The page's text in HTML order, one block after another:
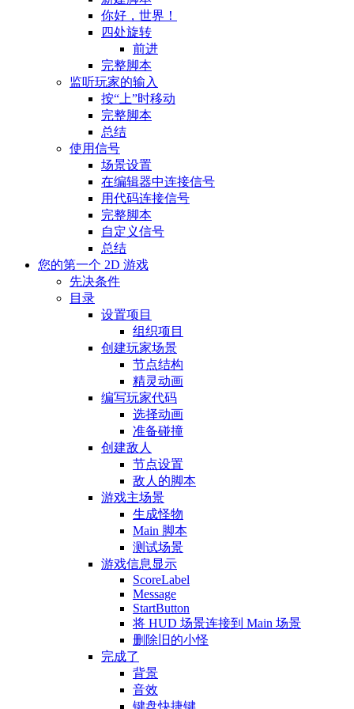
你好，世界！
四处旋转
前进
完整脚本
监听玩家的输入
按“上”时移动
完整脚本
总结
使用信号
场景设置
在编辑器中连接信号
用代码连接信号
完整脚本
自定义信号
总结
您的第一个 2D 游戏
先决条件
目录
设置项目
组织项目
创建玩家场景
节点结构
精灵动画
编写玩家代码
选择动画
准备碰撞
创建敌人
节点设置
敌人的脚本
游戏主场景
生成怪物
Main 脚本
测试场景
游戏信息显示
ScoreLabel
Message
StartButton
将 HUD 场景连接到 Main 场景
删除旧的小怪
完成了
背景
音效
键盘快捷键